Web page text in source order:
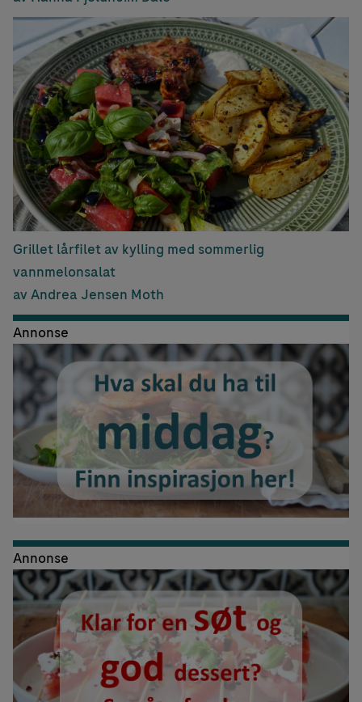
Grillet lårfilet av kylling med sommerlig
vannmelonsalat
av Andrea Jensen Moth
Annonse
Annonse